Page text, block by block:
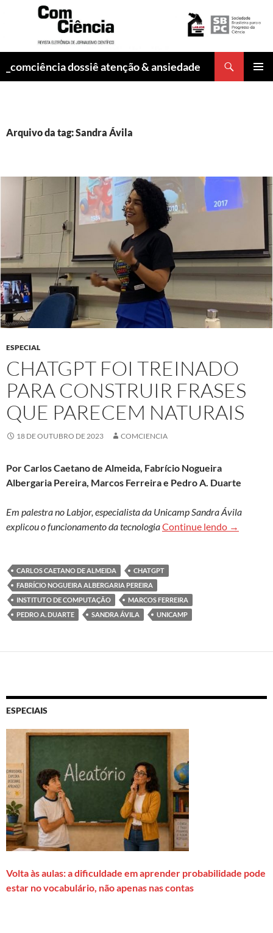
_comciência dossiê atenção & ansiedade
Arquivo da tag: Sandra Ávila
ESPECIAL
CHATGPT FOI TREINADO
PARA CONSTRUIR FRASES
QUE PARECEM NATURAIS
18 DE OUTUBRO DE 2023 COMCIENCIA
Por Carlos Caetano de Almeida, Fabrício Nogueira
Albergaria Pereira, Marcos Ferreira e Pedro A. Duarte
Em palestra no Labjor, especialista da Unicamp Sandra Ávila
explicou o funcionamento da tecnologiaContinue lendo ChatGPT
→
CARLOS CAETANO DE ALMEIDA
CHATGPT
FABRÍCIO NOGUEIRA ALBERGARIA PEREIRA
INSTITUTO DE COMPUTAÇÃO
MARCOS FERREIRA
PEDRO A. DUARTE
SANDRA ÁVILA UNICAMP
ESPECIAIS
Volta às aulas: a dificuldade em aprender probabilidade pode
estar no vocabulário, não apenas nas contas